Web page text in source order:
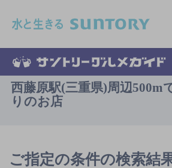
西藤原駅(三重県)周辺500m
りのお店
ご指定の条件の検索結